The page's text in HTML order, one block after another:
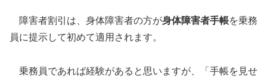
障害者割引は、身体障害者の方が身体障害者手帳を乗務
員に提示して初めて適用されます。
乗務員であれば経験があると思いますが、「手帳を見せ